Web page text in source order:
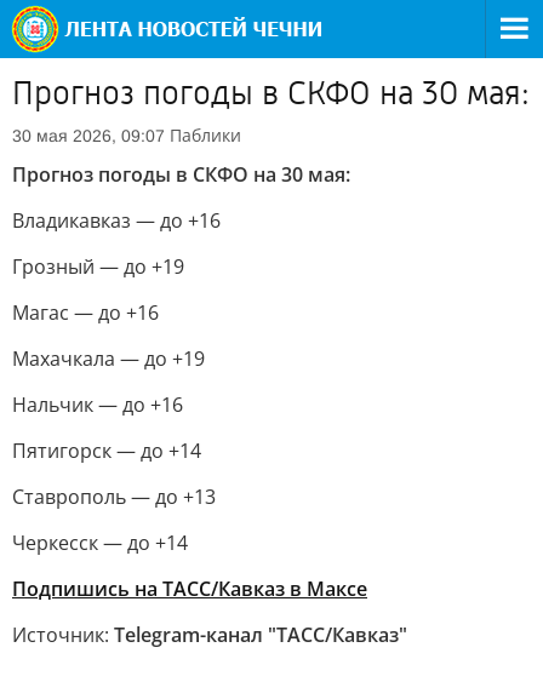
Прогноз погоды в СКФО на 30 мая:
30 мая 2026, 09:07 Паблики
Прогноз погоды в СКФО на 30 мая:
Владикавказ — до +16
Грозный — до +19
Магас — до +16
Махачкала — до +19
Нальчик — до +16
Пятигорск — до +14
Ставрополь — до +13
Черкесск — до +14
Подпишись на ТАСС/Кавказ в Максе
Источник: Telegram-канал "ТАСС/Кавказ"